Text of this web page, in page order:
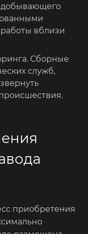
добывающего
вблизи
Сборные
служб,
приобретения